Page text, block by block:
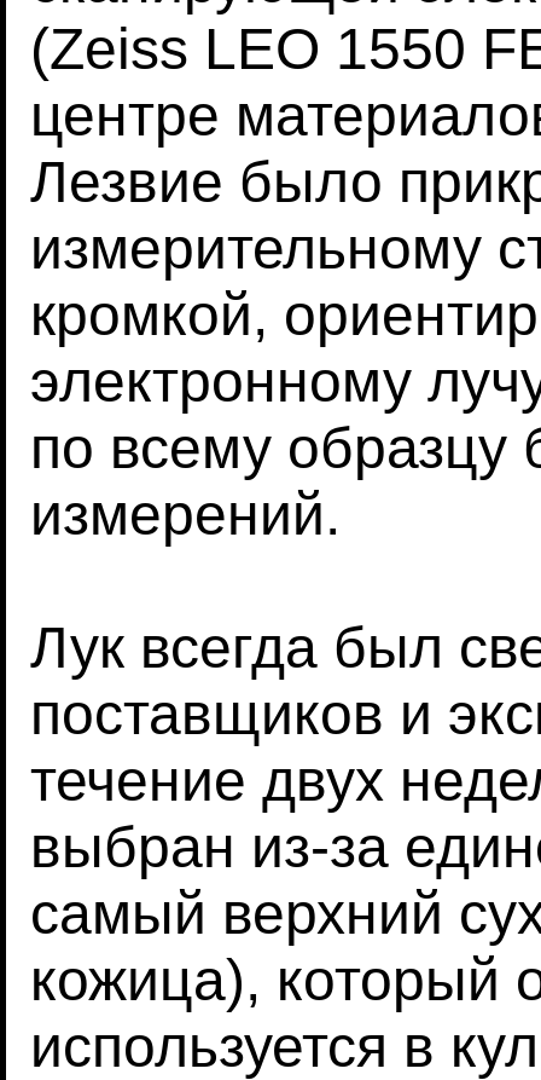
(Zeiss LEO 1550
центре
Лезвие было
измерительному
кромкой,
электронному
по всему
измерений.
Лук всегда был
поставщиков и
течение двух
выбран из-за
самый верхний
кожица), который
используется в